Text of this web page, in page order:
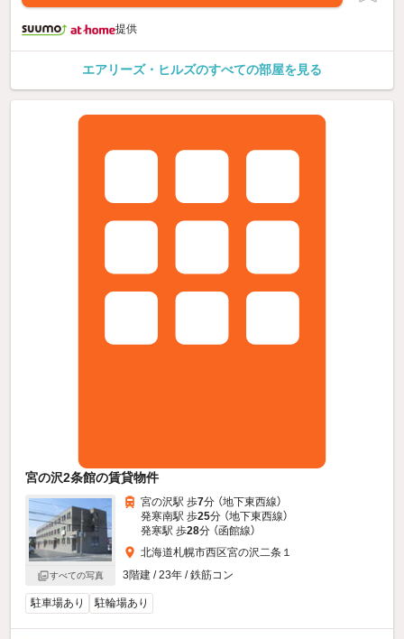
提供
エアリーズ・ヒルズのすべての部屋を見る
宮の沢2条館の賃貸物件
すべての写真
宮の沢駅 歩7分 （地下東西線）
発寒南駅 歩25分 （地下東西線）
発寒駅 歩28分 （函館線）
北海道札幌市西区宮の沢二条１
3階建 / 23年 / 鉄筋コン
駐車場あり 駐輪場あり